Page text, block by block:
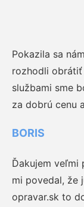
Pokazila sa
rozhodli obrátiť
službami sme
za dobrú cenu
BORIS
Ďakujem veľmi
mi povedal, že
opravar.sk to